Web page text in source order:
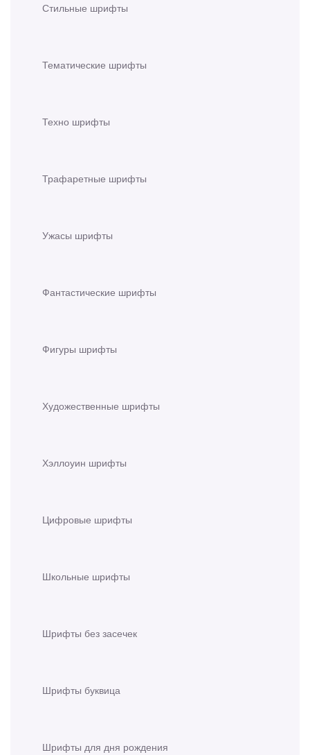
Стильные шрифты
Тематические шрифты
Техно шрифты
Трафаретные шрифты
Ужасы шрифты
Фантастические шрифты
Фигуры шрифты
Художественные шрифты
Хэллоуин шрифты
Цифровые шрифты
Школьные шрифты
Шрифты без засечек
Шрифты буквица
Шрифты для дня рождения